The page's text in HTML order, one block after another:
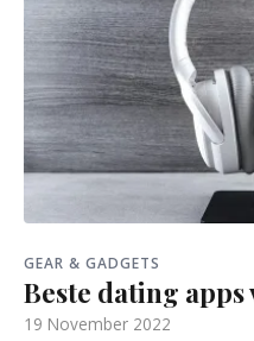
GEAR & GADGETS
Beste dating
19 November 2022